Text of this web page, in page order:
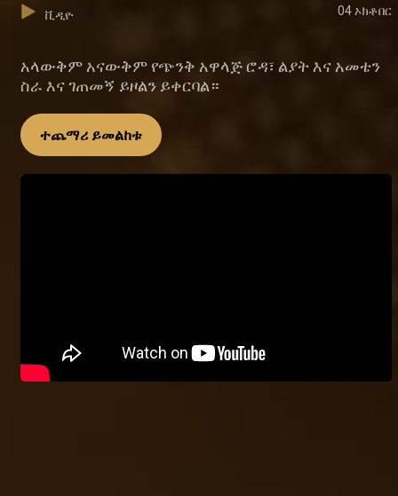
ቪዲዮ 04 ኦክቶበር
አላውቅም አናውቅም የጭንቅ አዋላጅ ሮዳ፣ ልያት እና አመቴን
ስራ እና ገጠመኝ ይዞልን ይቀርባል።
ተጨማሪ ይመልከቱ